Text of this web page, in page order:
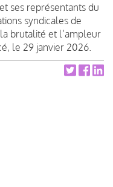
ses représentants du
syndicales de
brutalité et l’ampleur
le 29 janvier 2026.